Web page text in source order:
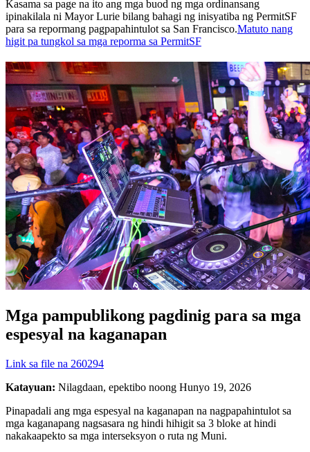
Kasama sa page na ito ang mga buod ng mga ordinansang
ipinakilala ni Mayor Lurie bilang bahagi ng inisyatiba ng PermitSF
para sa repormang pagpapahintulot sa San Francisco.Matuto nang
higit pa tungkol sa mga reporma sa PermitSF
Mga pampublikong pagdinig para sa mga
espesyal na kaganapan
Link sa file na 260294
Katayuan: Nilagdaan, epektibo noong Hunyo 19, 2026
Pinapadali ang mga espesyal na kaganapan na nagpapahintulot sa
mga kaganapang nagsasara ng hindi hihigit sa 3 bloke at hindi
nakakaapekto sa mga interseksyon o ruta ng Muni.